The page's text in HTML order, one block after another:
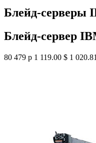
Блейд-серверы
Блейд-сервер
80 479 р 1 119.00 $ 1